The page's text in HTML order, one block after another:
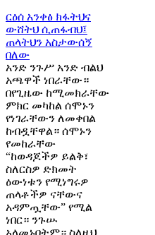
ርዕሰ አንቀፅ ክፋትህና
ውሸትህ ሲጠፋብህ፤
ጠላትህን አስታውሰኝ
በለው
አንድ ንጉሥ አንድ ብልህ
አጫዋች ነበራቸው።
በየጊዜው ከሚመክራቸው
ምክር መካከል ሰሞኑን
የነገራቸውን ለመቀበል
ከብዷቸዋል። ሰሞኑን
የመከራቸው
“ከወዳጆችዎ ይልቅ፣
ስለርስዎ ድክመት
ዕውነቱን የሚነግሩዎ
ጠላቶችዎ ናቸውና
አዳምጧቸው” የሚል
ነበር። ንጉሡ